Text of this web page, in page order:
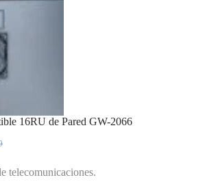
16RU de Pared GW-2066
telecomunicaciones.